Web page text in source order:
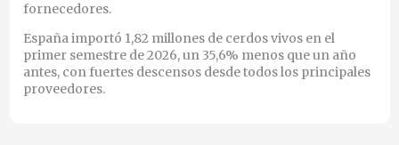
fornecedores.
España importó 1,82 millones de cerdos vivos en el
primer semestre de 2026, un 35,6% menos que un año
antes, con fuertes descensos desde todos los principales
proveedores.